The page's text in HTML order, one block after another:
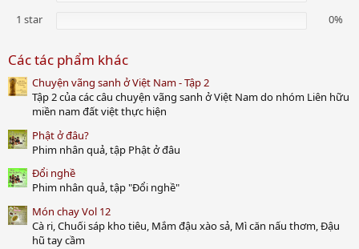
1 star
0%
Các tác phẩm khác
Chuyện vãng sanh ở Việt Nam - Tập 2
Tập 2 của các câu chuyện vãng sanh ở Việt Nam do nhóm Liên hữu
miền nam đất việt thực hiện
Phật ở đâu?
Phim nhân quả, tập Phật ở đâu
Đổi nghề
Phim nhân quả, tập "Đổi nghề"
Món chay Vol 12
Cà ri, Chuối sáp kho tiêu, Mắm đậu xào sả, Mì căn nấu thơm, Đậu
hũ tay cầm